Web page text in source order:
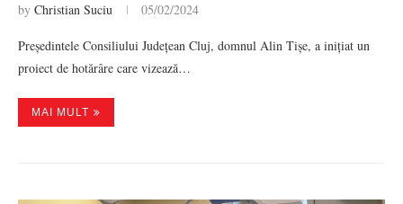
by Christian Suciu 05/02/2024
Președintele Consiliului Județean Cluj, domnul Alin Tișe, a inițiat un
proiect de hotărâre care vizează…
MAI MULT